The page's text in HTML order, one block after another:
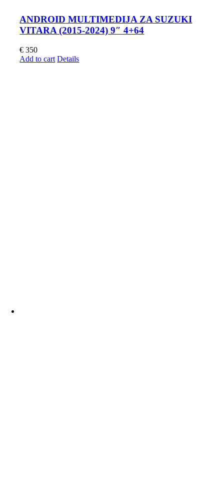
ANDROID MULTIMEDIJA ZA SUZUKI
VITARA (2015-2024) 9″ 4+64
€ 350
Add to cart Details